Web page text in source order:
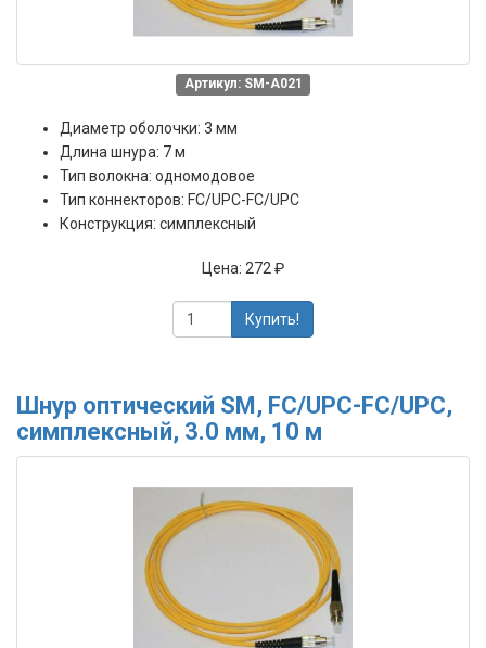
Артикул: SM-A021
Диаметр оболочки: 3 мм
Длина шнура: 7 м
Тип волокна: одномодовое
Тип коннекторов: FC/UPC-FC/UPC
Конструкция: симплексный
Цена: 272 ₽
Купить!
Шнур оптический SM, FC/UPC-FC/UPC,
симплексный, 3.0 мм, 10 м